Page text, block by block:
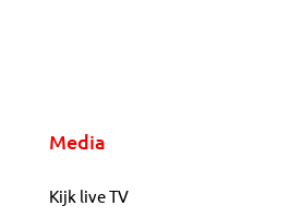
Media
Kijk live TV